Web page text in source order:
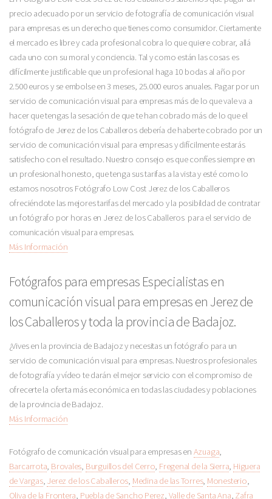
precio adecuado por un servicio de fotografía de comunicación visual
para empresas es un derecho que tienes como consumidor. Ciertamente
el mercado es libre y cada profesional cobra lo que quiere cobrar, allá
cada uno con su moral y conciencia. Tal y como están las cosas es
difícilmente justificable que un profesional haga 10 bodas al año por
2.500 euros y se embolse en 3 meses, 25.000 euros anuales. Pagar por un
servicio de comunicación visual para empresas más de lo que vale va a
hacer que tengas la sesación de que te han cobrado más de lo que el
fotógrafo de Jerez de los Caballeros debería de haberte cobrado por un
servicio de comunicación visual para empresas y difícilmente estarás
satisfecho con el resultado. Nuestro consejo es que confíes siempre en
un profesional honesto, que tenga sus tarifas a la vista y esté como lo
estamos nosotros Fotógrafo Low Cost Jerez de los Caballeros
ofreciéndote las mejores tarifas del mercado y la posibildad de contratar
un fotógrafo por horas en Jerez de los Caballeros para el servicio de
comunicación visual para empresas.
Más Información
Fotógrafos para empresas Especialistas en
comunicación visual para empresas en Jerez de
los Caballeros y toda la provincia de Badajoz.
¿Vives en la provincia de Badajoz y necesitas un fotógrafo para un
servicio de comunicación visual para empresas. Nuestros profesionales
de fotografía y vídeo te darán el mejor servicio con el compromiso de
ofrecerte la oferta más económica en todas las ciudades y poblaciones
de la provincia de Badajoz.
Más Información
Fotógrafo de comunicación visual para empresas en Azuaga,
Barcarrota, Brovales, Burguillos del Cerro, Fregenal de la Sierra, Higuera
de Vargas, Jerez de los Caballeros, Medina de las Torres, Monesterio,
Oliva de la Frontera, Puebla de Sancho Perez, Valle de Santa Ana, Zafra